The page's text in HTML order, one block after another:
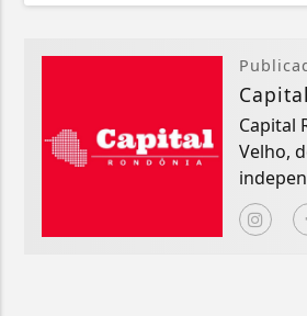
Capital
Velho,